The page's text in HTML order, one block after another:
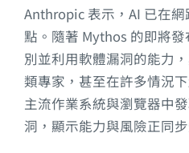
Anthropic 表示，AI 已在
點。隨著 Mythos 的即將
別並利用軟體漏洞的能力
類專家，甚至在許多情況
主流作業系統與瀏覽器中
洞，顯示能力與風險正同